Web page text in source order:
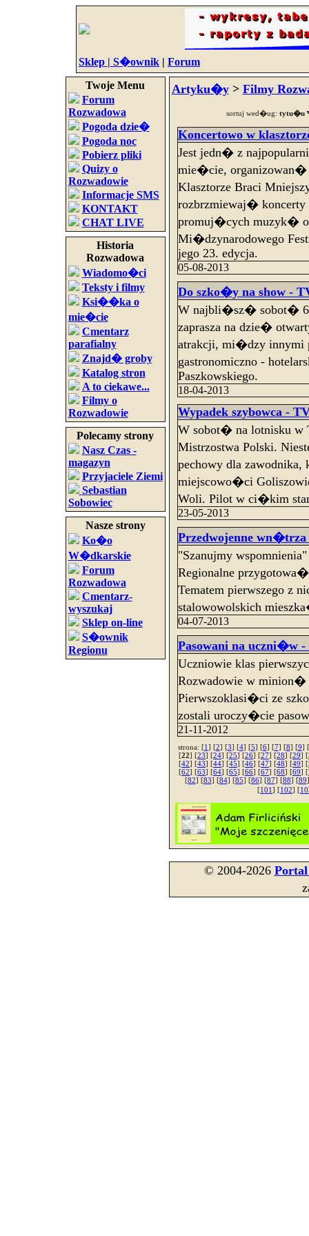
Sklep | S�ownik | Forum
Twoje Menu
Forum
Rozwadowa
Pogoda dzie�
Pogoda noc
Pobierz pliki
Quizy o
Rozwadowie
Informacje SMS
KONTAKT
CHAT LIVE
Historia
Rozwadowa
Wiadomo�ci
Teksty i filmy
Ksi��ka o
mie�cie
Cmentarz
parafialny
Znajd� groby
Katalog stron
A to ciekawe...
Filmy o
Rozwadowie
Polecamy strony
Nasz Czas -
magazyn
Przyjaciele Ziemi
Sebastian
Sobowiec
Nasze strony
Ko�o
W�dkarskie
Forum
Rozwadowa
Cmentarz-
wyszukaj
Sklep on-line
S�ownik
Regionu
Artyku�y> Filmy
sortuj wed�ug: tytu�u
Koncertowo w
Jest jedn� z
mie�cie, organizowan�
Klasztorze Braci
rozbrzmiewaj�
promuj�cych muzyk�
Mi�dzynarodowego
jego 23. edycja.
05-08-2013
Do szko�y na show -
W najbli�sz� sobot� 6
zaprasza na dzie�
atrakcji, mi�dzy innymi
gastronomiczno -
Paszkowskiego.
18-04-2013
Wypadek szybowca -
W sobot� na lotnisku
Mistrzostwa Polski.
pechowy dla
miejscowo�ci
Woli. Pilot w ci�kim
23-05-2013
Przedwojenne
"Szanujmy
Regionalne
Tematem pierwszego z
stalowowolskich
04-07-2013
Pasowani na uczni�w
Uczniowie klas
Rozwadowie w
Pierwszoklasi�ci ze
zostali uroczy�cie
21-11-2012
strona: [1] [2] [3] [4] [5] [6] [7] [8] [9] [
[22] [23] [24] [25] [26] [27] [28] [29] [
[42] [43] [44] [45] [46] [47] [48] [49] [
[62] [63] [64] [65] [66] [67] [68] [69] [
[82] [83] [84] [85] [86] [87] [88] [89
[101] [102] [
© 2004-2026